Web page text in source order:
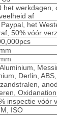
het werkdagen,
af
Paypal, het
50% vóór
Derlin,
inspectie vóór
ISO